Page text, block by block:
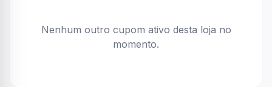
Nenhum outro cupom ativo desta loja no
momento.